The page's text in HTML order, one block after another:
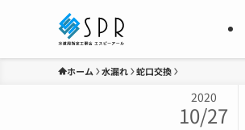
ホーム 水漏れ 蛇口交換
2020
10/27